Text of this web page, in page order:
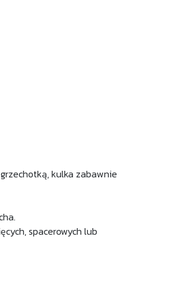
kulka zabawnie
spacerowych lub